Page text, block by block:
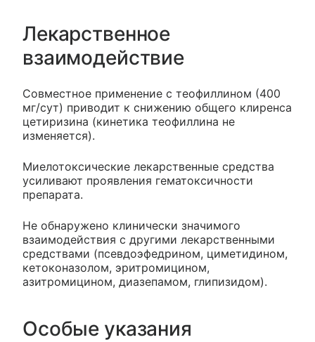
Лекарственное
взаимодействие
Совместное применение с теофиллином (400
мг/сут) приводит к снижению общего клиренса
цетиризина (кинетика теофиллина не
изменяется).
Миелотоксические лекарственные средства
усиливают проявления гематоксичности
препарата.
Не обнаружено клинически значимого
взаимодействия с другими лекарственными
средствами (псевдоэфедрином, циметидином,
кетоконазолом, эритромицином,
азитромицином, диазепамом, глипизидом).
Особые указания